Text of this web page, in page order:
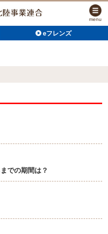
eフレンズ
menu
での期間は？